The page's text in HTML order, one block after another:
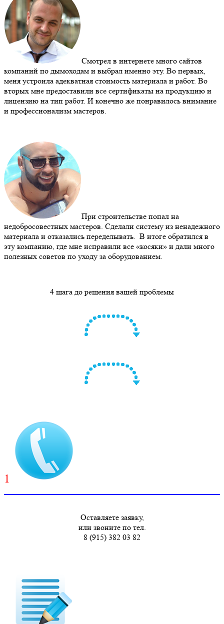
Смотрел в интернете много сайтов
компаний по дымоходам и выбрал именно эту. Во первых,
меня устроила адекватная стоимость материала и работ. Во
вторых мне предоставили все сертификаты на продукцию и
лицензию на тип работ. И конечно же понравилось внимание
и профессионализм мастеров.
При строительстве попал на
недобросовестных мастеров. Сделали систему из ненадежного
материала и отказались переделывать. В итоге обратился в
эту компанию, где мне исправили все «косяки» и дали много
полезных советов по уходу за оборудованием.
4 шага до решения вашей проблемы
1
Оставляете заявку,
или звоните по тел.
8 (915) 382 03 82